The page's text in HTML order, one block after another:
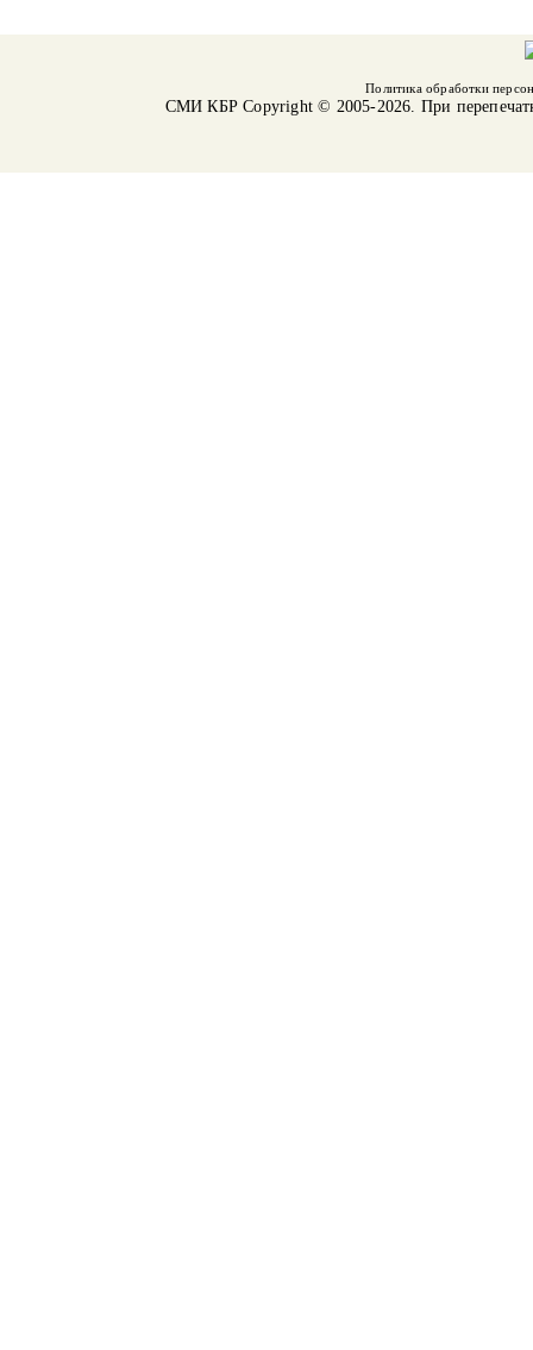
Политика обработки
СМИ КБРCopyright © 2005-2026. При